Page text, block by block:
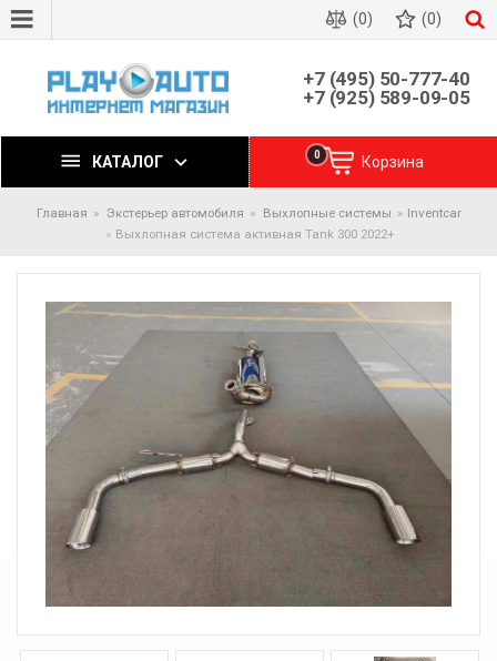
(0) (0)
+7 (495) 50-777-40
+7 (925) 589-09-05
КАТАЛОГ Корзина
0
Главная Экстерьер автомобиля Выхлопные системы
Inventcar
Выхлопная система активная Tank 300 2022+